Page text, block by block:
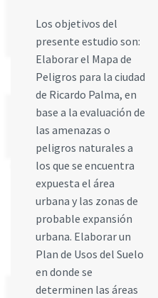
Los objetivos del
presente estudio son:
Elaborar el Mapa de
Peligros para la ciudad
de Ricardo Palma, en
base a la evaluación de
las amenazas o
peligros naturales a
los que se encuentra
expuesta el área
urbana y las zonas de
probable expansión
urbana. Elaborar un
Plan de Usos del Suelo
en donde se
determinen las áreas